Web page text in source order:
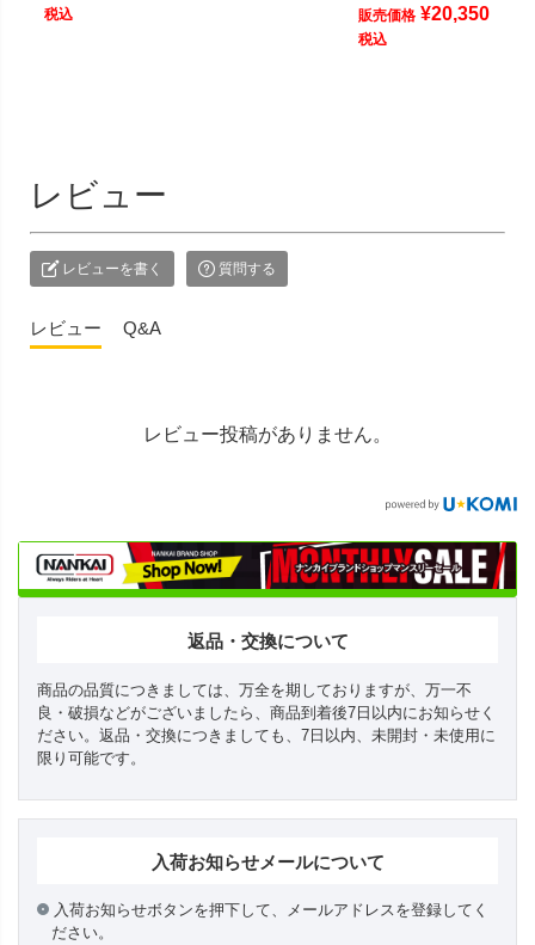
税込 販売価格 ¥20,350
税込
レビュー
レビューを書く 質問する
レビュー Q&A
レビュー投稿がありません。
返品・交換について
商品の品質につきましては、万全を期しておりますが、万一不
良・破損などがございましたら、商品到着後7日以内にお知らせく
ださい。返品・交換につきましても、7日以内、未開封・未使用に
限り可能です。
入荷お知らせメールについて
入荷お知らせボタンを押下して、メールアドレスを登録してく
ださい。